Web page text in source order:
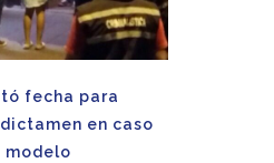
fecha para
en caso
modelo